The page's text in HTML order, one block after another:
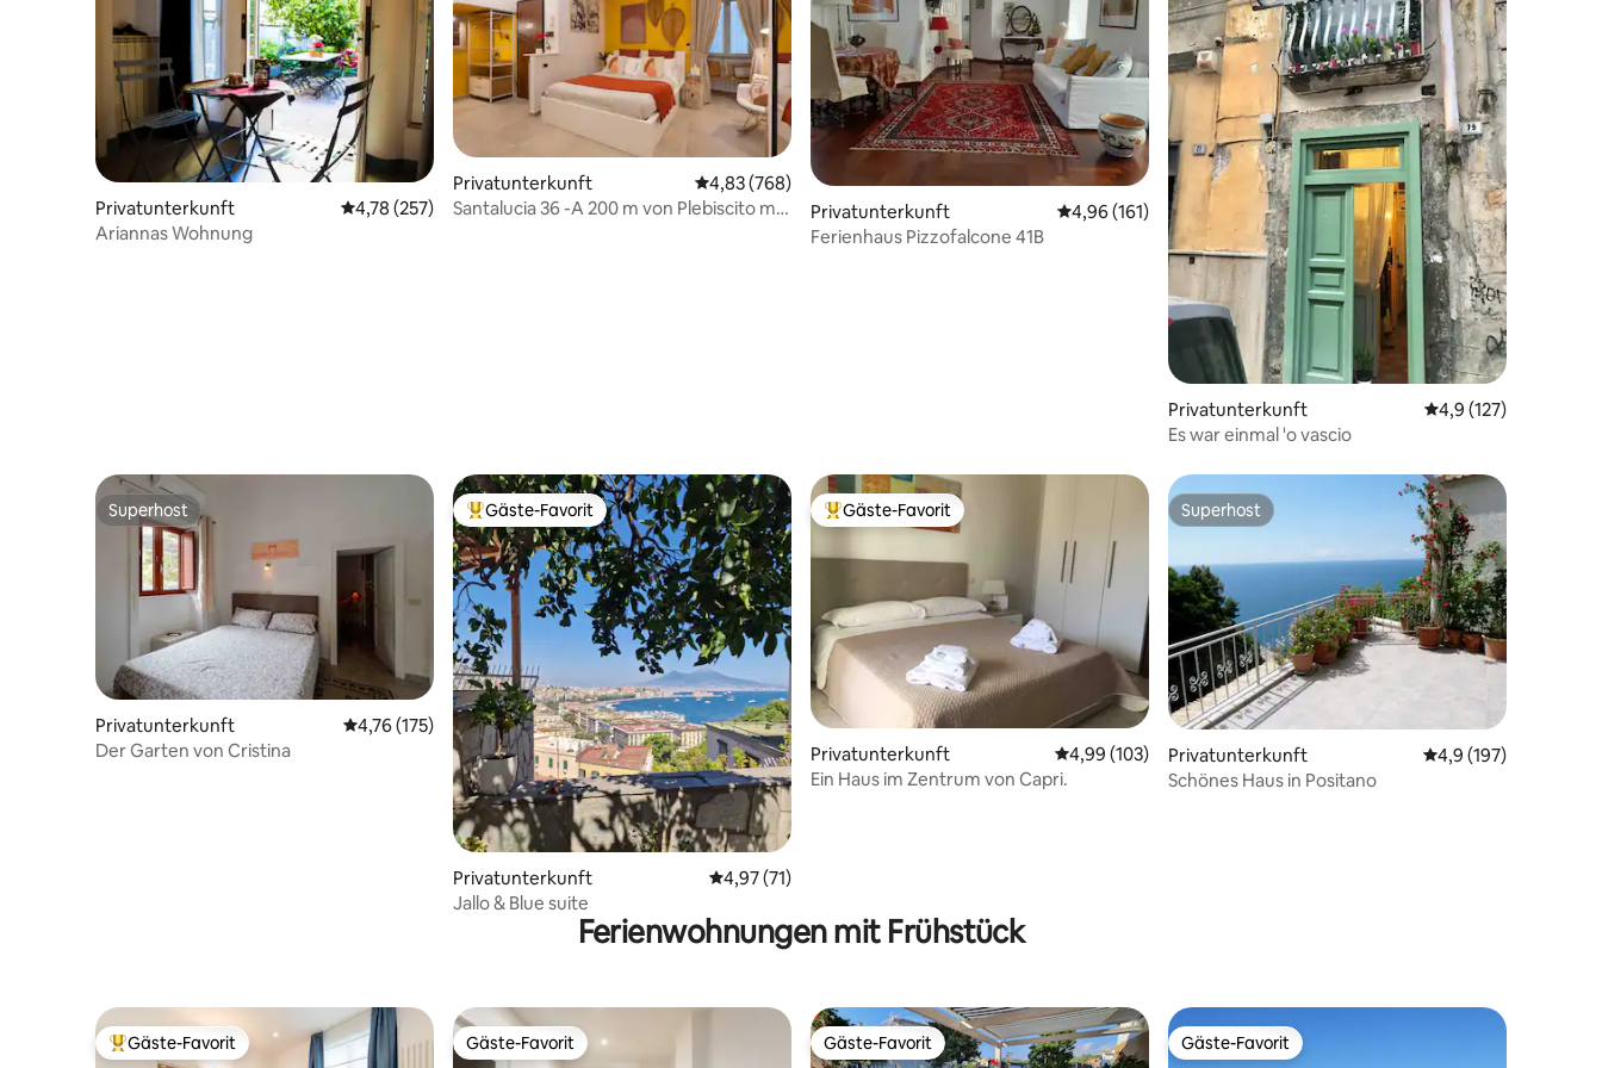
Privatunterkunft Durchschnittliche Bewertung: 4,78 von 5, 257 Bewertungen
4,78 (257)
Ariannas Wohnung
Privatunterkunft Durchschnittliche Bewertung: 4,83 von 5, 768 Bewertungen
4,83 (768)
Santalucia 36 -A 200 m von Plebiscito mit
Privatunterkunft Durchschnittliche Bewertung: 4,96 von 5, 161 Bewertungen
4,96 (161)
Ferienhaus Pizzofalcone 41B
Privatunterkunft Durchschnittliche
4,9 (127)
Es war einmal 'o vascio
Superhost
Superhost
Privatunterkunft Durchschnittliche Bewertung: 4,76 von 5, 175 Bewertungen
4,76 (175)
Der Garten von Cristina
Beliebter Gäste-Favorit.
Gäste-Favorit
Privatunterkunft Durchschnittliche Bewertung: 4,97 von 5, 71 Bewertungen
4,97 (71)
Jallo & Blue suite
Beliebter Gäste-Favorit.
Gäste-Favorit
Privatunterkunft Durchschnittliche Bewertung: 4,99 von 5, 103 Bewertungen
4,99 (103)
Ein Haus im Zentrum von Capri.
Superhost
Superhost
Privatunterkunft Durchschnittliche
4,9 (197)
Schönes Haus in Positano
Ferienwohnungen mit Frühstück
Beliebter Gäste-Favorit.
Gäste-Favorit Gäste-Favorit
Gäste-Favorit Gäste-Favorit
Gäste-Favorit Gäste-Favorit
Gäste-Favorit